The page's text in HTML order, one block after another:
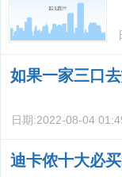
如果一家三口
日期:2022-08-04
迪卡侬十大必